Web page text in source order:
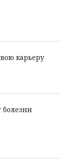
карьеру
болезни